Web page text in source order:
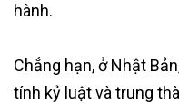
hành.
Chẳng hạn, ở Nhật
tính kỷ luật và trung